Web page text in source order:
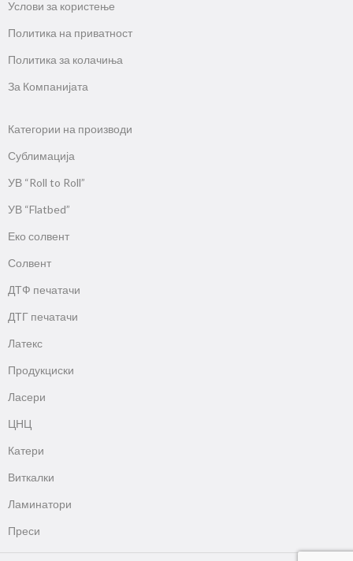
Услови за користење
Политика на приватност
Политика за колачиња
За Компанијата
Категории на производи
Сублимација
УВ “Roll to Roll”
УВ “Flatbed”
Еко солвент
Солвент
ДТФ печатачи
ДТГ печатачи
Латекс
Продукциски
Ласери
ЦНЦ
Катери
Виткалки
Ламинатори
Преси